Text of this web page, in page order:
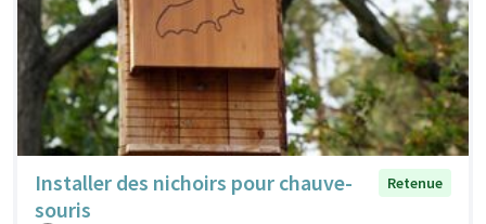
Installer des nichoirs pour chauve-
souris
Retenue